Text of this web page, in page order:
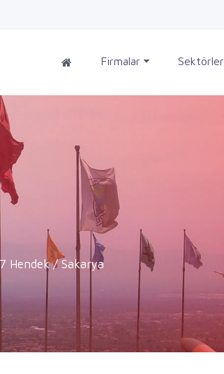
Firmalar Sektörler
Hendek / Sakarya